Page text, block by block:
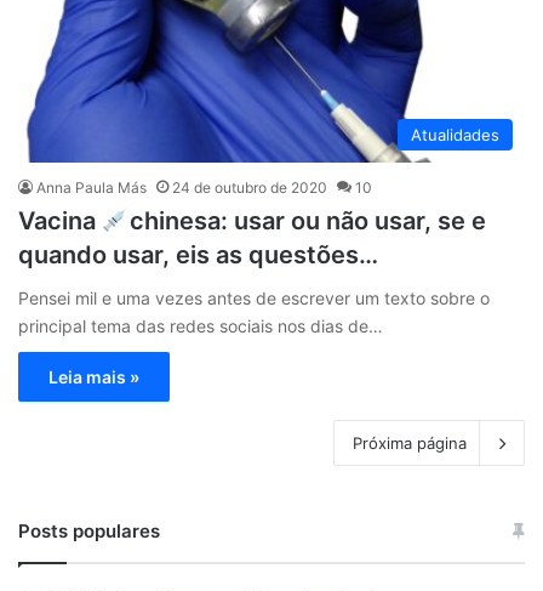
Atualidades
Anna Paula Más 24 de outubro de 2020 10
Vacina
chinesa: usar ou não usar, se e
quando usar, eis as questões…
Pensei mil e uma vezes antes de escrever um texto sobre o
principal tema das redes sociais nos dias de…
Leia mais »
Próxima página
Posts populares